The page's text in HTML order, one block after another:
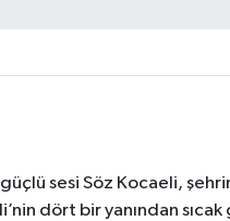
sesi Söz Kocaeli,
dört bir yanından